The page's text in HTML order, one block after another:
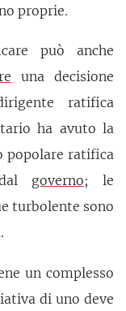
proprie.
può anche
una decisione
ratifica
ha avuto la
popolare ratifica
governo; le
turbolente sono
un complesso
di uno deve